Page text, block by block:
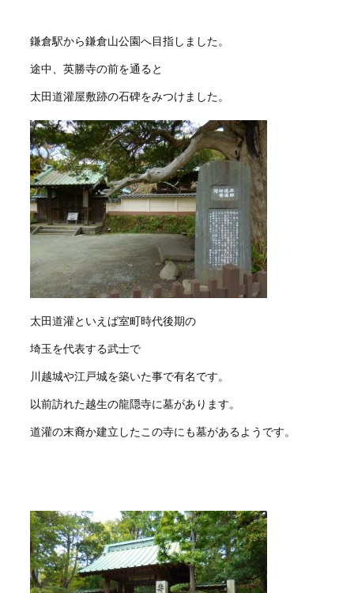
鎌倉駅から鎌倉山公園へ目指しました。
途中、英勝寺の前を通ると
太田道灌屋敷跡の石碑をみつけました。
太田道灌といえば室町時代後期の
埼玉を代表する武士で
川越城や江戸城を築いた事で有名です。
以前訪れた越生の龍隠寺に墓があります。
道灌の末裔か建立したこの寺にも墓があるようです。